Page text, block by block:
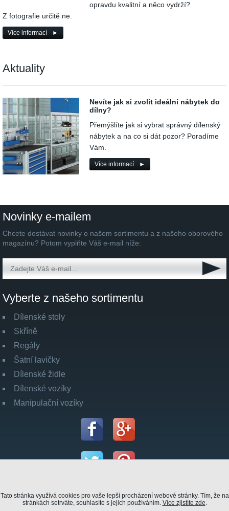
opravdu kvalitní a něco vydrží?
Z fotografie určitě ne.
Více informací
Aktuality
Nevíte jak si zvolit ideální nábytek do
dílny?
Přemýšlíte jak si vybrat správný dílenský
nábytek a na co si dát pozor? Poradíme
Vám.
Více informací
Novinky e-mailem
Chcete dostávat novinky o našem sortimentu a z našeho oborového
magazínu? Potom vyplňte Váš e-mail níže:
Vyberte z našeho sortimentu
Dílenské stoly
Skříně
Regály
Šatní lavičky
Dílenské židle
Dílenské vozíky
Manipulační vozíky
Tato stránka využívá cookies pro vaše lepší procházení webové stránky. Tím, že na
stránkách setrváte, souhlasíte s jejich používáním. Více zjistíte zde.